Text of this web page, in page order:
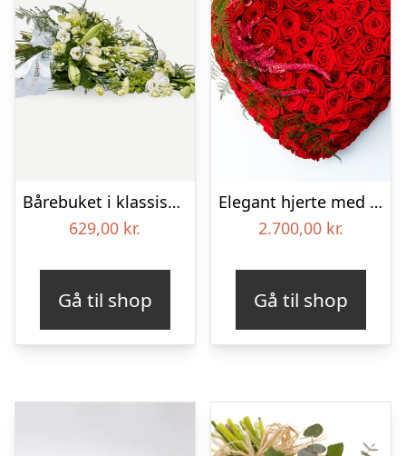
Bårebuket i klassisk stil med bånd – hvid
629,00 kr.
Gå til shop
Elegant hjerte med plumosus og rævehaler – Blomster til begravelse
2.700,00 kr.
Gå til shop